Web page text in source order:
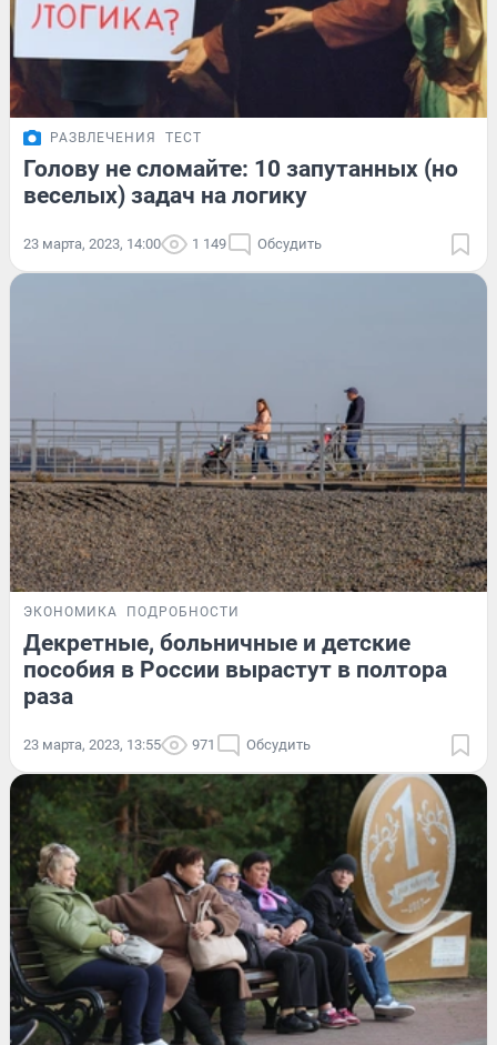
РАЗВЛЕЧЕНИЯ ТЕСТ
Голову не сломайте: 10 запутанных (но
веселых) задач на логику
23 марта, 2023, 14:00 1 149 Обсудить
ЭКОНОМИКА ПОДРОБНОСТИ
Декретные, больничные и детские
пособия в России вырастут в полтора
раза
23 марта, 2023, 13:55 971 Обсудить